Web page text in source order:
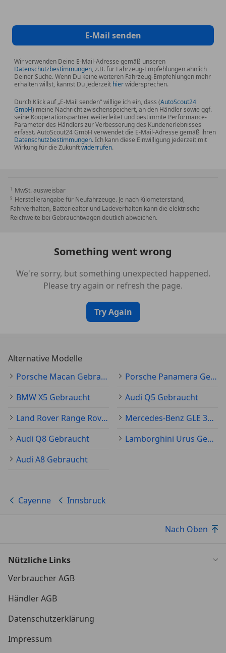
E-Mail senden
Wir verwenden Deine E-Mail-Adresse gemäß unseren
Datenschutzbestimmungen, z.B. für Fahrzeug-Empfehlungen ähnlich
Deiner Suche. Wenn Du keine weiteren Fahrzeug-Empfehlungen mehr
erhalten willst, kannst Du jederzeit hierwidersprechen.
Durch Klick auf „E-Mail senden“ willige ich ein, dass (AutoScout24
GmbH) meine Nachricht zwischenspeichert, an den Händler sowie ggf.
seine Kooperationspartner weiterleitet und bestimmte Performance-
Parameter des Händlers zur Verbesserung des Kundenerlebnisses
erfasst. AutoScout24 GmbH verwendet die E-Mail-Adresse gemäß ihren
Datenschutzbestimmungen. Ich kann diese Einwilligung jederzeit mit
Wirkung für die Zukunftwiderrufen.
MwSt. ausweisbar
Herstellerangabe für Neufahrzeuge. Je nach Kilometerstand,
Fahrverhalten, Batteriealter und Ladeverhalten kann die elektrische
Reichweite bei Gebrauchtwagen deutlich abweichen.
Something went wrong
We're sorry, but something unexpected happened.
Please try again or refresh the page.
Try Again
Alternative Modelle
Porsche Macan Gebraucht
Porsche Panamera Gebraucht
BMW X5 Gebraucht
Audi Q5 Gebraucht
Land Rover Range Rover Sport Gebraucht
Mercedes-Benz GLE 350 Gebraucht
Audi Q8 Gebraucht
Lamborghini Urus Gebraucht
Audi A8 Gebraucht
Cayenne Innsbruck
Nach Oben
Nützliche Links
Verbraucher AGB
Händler AGB
Datenschutzerklärung
Impressum